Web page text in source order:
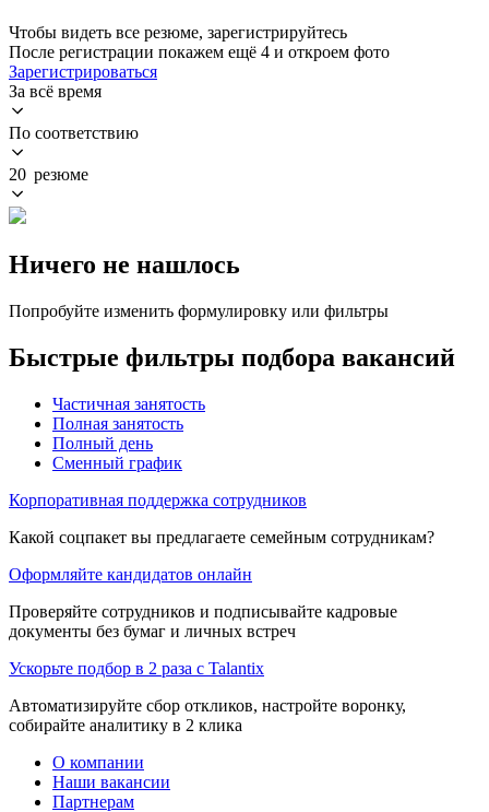
Чтобы видеть все резюме, зарегистрируйтесь
После регистрации покажем ещё 4 и откроем фото
Зарегистрироваться
За всё время
По соответствию
20 резюме
Ничего не нашлось
Попробуйте изменить формулировку или фильтры
Быстрые фильтры подбора вакансий
Частичная занятость
Полная занятость
Полный день
Сменный график
Корпоративная поддержка сотрудников
Какой соцпакет вы предлагаете семейным сотрудникам?
Оформляйте кандидатов онлайн
Проверяйте сотрудников и подписывайте кадровые
документы без бумаг и личных встреч
Ускорьте подбор в 2 раза с Talantix
Автоматизируйте сбор откликов, настройте воронку,
собирайте аналитику в 2 клика
О компании
Наши вакансии
Партнерам